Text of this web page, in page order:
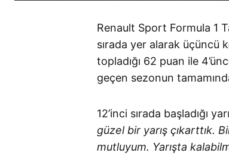
Renault Sport Formula 1
sırada yer alarak üçüncü
topladığı 62 puan ile
geçen sezonun
12’inci sırada başladığı
güzel bir yarış çıkarttık.
mutluyum. Yarışta